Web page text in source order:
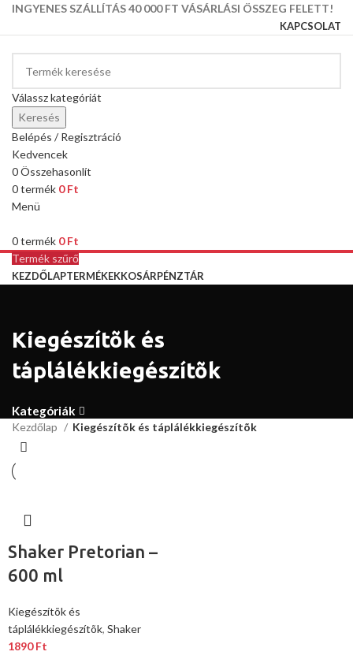
INGYENES SZÁLLÍTÁS 40 000 FT VÁSÁRLÁSI ÖSSZEG FELETT!
KAPCSOLAT
Válassz kategóriát
Keresés
Belépés / Regisztráció
Kedvencek
0Összehasonlít
0termék 0Ft
Menü
0termék 0Ft
Termék szűrő
KEZDŐLAPTERMÉKEKKOSÁRPÉNZTÁR
Kiegészítõk és
táplálékkiegészítõk
Kategóriák
Kezdőlap Kiegészítõk és táplálékkiegészítõk
Shaker Pretorian –
600 ml
Kiegészítõk és
táplálékkiegészítõk, Shaker
1890Ft